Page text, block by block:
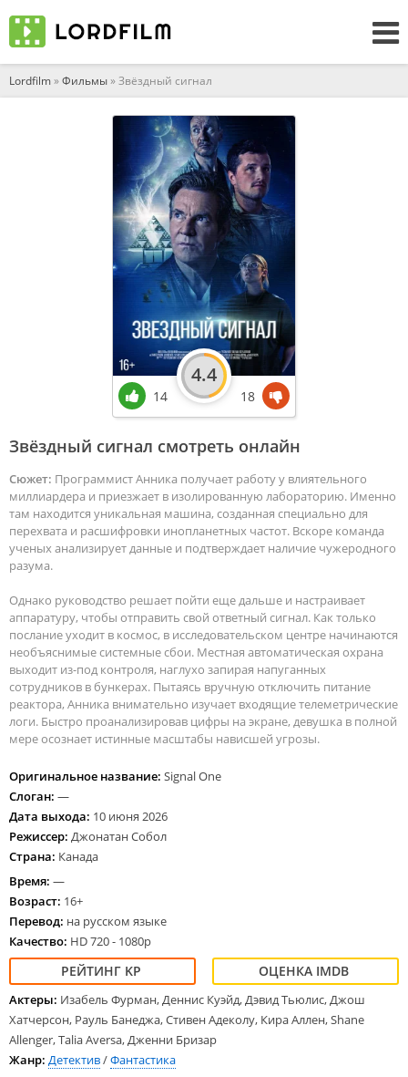
Lordfilm»Фильмы» Звёздный сигнал
Звёздный сигнал смотреть онлайн
Сюжет: Программист Анника получает работу у влиятельного
миллиардера и приезжает в изолированную лабораторию. Именно
там находится уникальная машина, созданная специально для
перехвата и расшифровки инопланетных частот. Вскоре команда
ученых анализирует данные и подтверждает наличие чужеродного
разума.
Однако руководство решает пойти еще дальше и настраивает
аппаратуру, чтобы отправить свой ответный сигнал. Как только
послание уходит в космос, в исследовательском центре начинаются
необъяснимые системные сбои. Местная автоматическая охрана
выходит из-под контроля, наглухо запирая напуганных
сотрудников в бункерах. Пытаясь вручную отключить питание
реактора, Анника внимательно изучает входящие телеметрические
логи. Быстро проанализировав цифры на экране, девушка в полной
мере осознает истинные масштабы нависшей угрозы.
Оригинальное название: Signal One
Слоган: —
Дата выхода: 10 июня 2026
Режиссер: Джонатан Собол
Страна: Канада
Время: —
Возраст: 16+
Перевод: на русском языке
Качество: HD 720 - 1080p
Актеры: Изабель Фурман, Деннис Куэйд, Дэвид Тьюлис, Джош
Хатчерсон, Рауль Банеджа, Стивен Адеколу, Кира Аллен, Shane
Allenger, Talia Aversa, Дженни Бризар
Жанр: Детектив/Фантастика
14
4.4
18